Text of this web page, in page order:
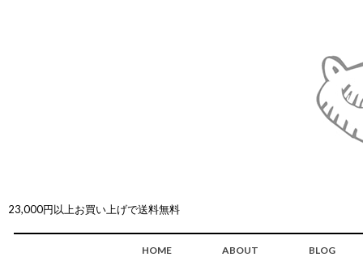
23,000円以上お買い上げで送料無料
HOME ABOUT BLOG